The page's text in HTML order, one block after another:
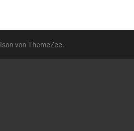
von ThemeZee.